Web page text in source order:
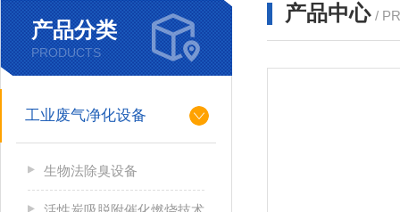
产品分类
PRODUCTS
工业废气净化设备
生物法除臭设备
产品中心 /